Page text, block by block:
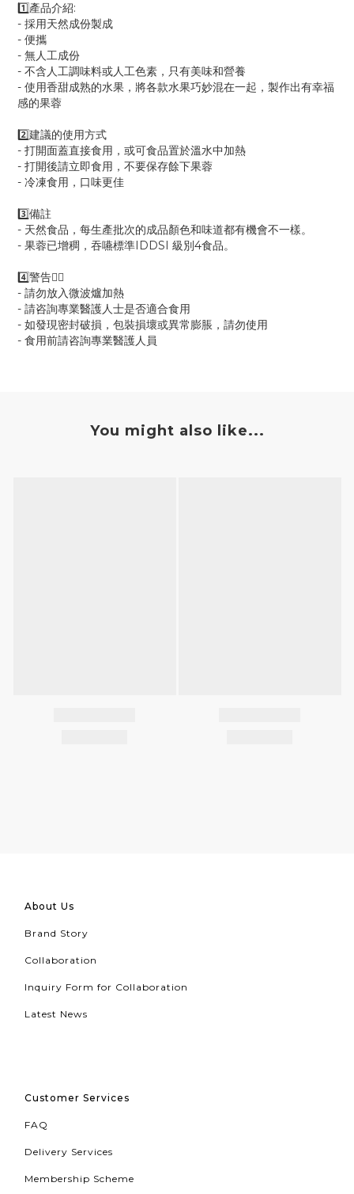
1️⃣產品介紹:
- 採用天然成份製成
- 便攜
- 無人工成份
- 不含人工調味料或人工色素，只有美味和營養
- 使用香甜成熟的水果，將各款水果巧妙混在一起，製作出有幸福
感的果蓉
2️⃣建議的使用方式
- 打開面蓋直接食用，或可食品置於溫水中加熱
- 打開後請立即食用，不要保存餘下果蓉
- 冷凍食用，口味更佳
3️⃣備註
- 天然食品，每生產批次的成品顏色和味道都有機會不一樣。
- 果蓉已增稠，吞嚥標準IDDSI 級別4食品。
4️⃣警告🙅‍♀️
- 請勿放入微波爐加熱
- 請咨詢專業醫護人士是否適合食用
- 如發現密封破損，包裝損壞或異常膨脹，請勿使用
- 食用前請咨詢專業醫護人員
You might also like...
About Us
Brand Story
Collaboration
Inquiry Form for Collaboration
Latest News
Customer Services
FAQ
Delivery Services
Membership Scheme